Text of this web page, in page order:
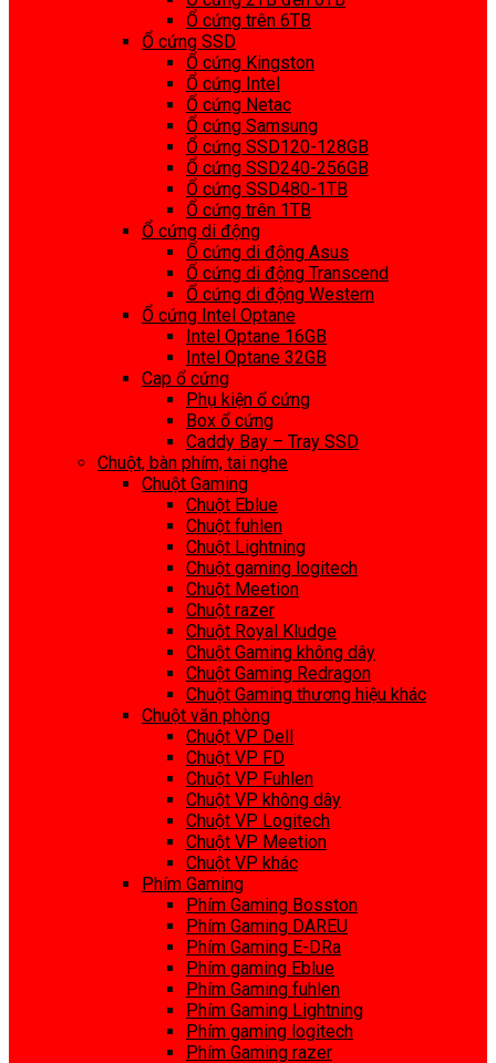
Ổ cứng trên 6TB
Ổ cứng SSD
Ổ cứng Kingston
Ổ cứng Intel
Ổ cứng Netac
Ổ cứng Samsung
Ổ cứng SSD120-128GB
Ổ cứng SSD240-256GB
Ổ cứng SSD480-1TB
Ổ cứng trên 1TB
Ổ cứng di động
Ổ cứng di động Asus
Ổ cứng di động Transcend
Ổ cứng di động Western
Ổ cứng Intel Optane
Intel Optane 16GB
Intel Optane 32GB
Cap ổ cứng
Phụ kiện ổ cứng
Box ổ cứng
Caddy Bay – Tray SSD
Chuột, bàn phím, tai nghe
Chuột Gaming
Chuột Eblue
Chuột fuhlen
Chuột Lightning
Chuột gaming logitech
Chuột Meetion
Chuột razer
Chuột Royal Kludge
Chuột Gaming không dây
Chuột Gaming Redragon
Chuột Gaming thương hiệu khác
Chuột văn phòng
Chuột VP Dell
Chuột VP FD
Chuột VP Fuhlen
Chuột VP không dây
Chuột VP Logitech
Chuột VP Meetion
Chuột VP khác
Phím Gaming
Phím Gaming Bosston
Phím Gaming DAREU
Phím Gaming E-DRa
Phím gaming Eblue
Phím Gaming fuhlen
Phím Gaming Lightning
Phím gaming logitech
Phím Gaming razer